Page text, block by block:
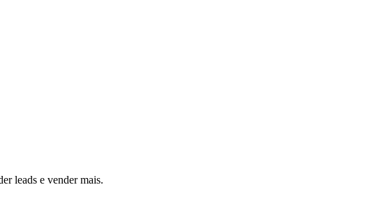
leads e vender mais.